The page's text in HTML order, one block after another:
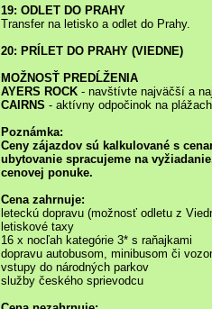
19: ODLET DO PRAHY
Transfer na letisko a odlet do Prahy.
20: PRÍLET DO PRAHY (VIEDNE)
MOŽNOSŤ PREDĹŽENIA
AYERS ROCK - navštívte najväčší a
CAIRNS - aktívny odpočinok na
Poznámka:
Ceny zájazdov sú kalkulované s
ubytovanie spracujeme na
cenovej ponuke.
Cena zahrnuje:
leteckú dopravu (možnosť odletu z
letiskové taxy
16 x nocľah kategórie 3* s raňajkami
dopravu autobusom, minibusom či
vstupy do národných parkov
služby českého sprievodcu